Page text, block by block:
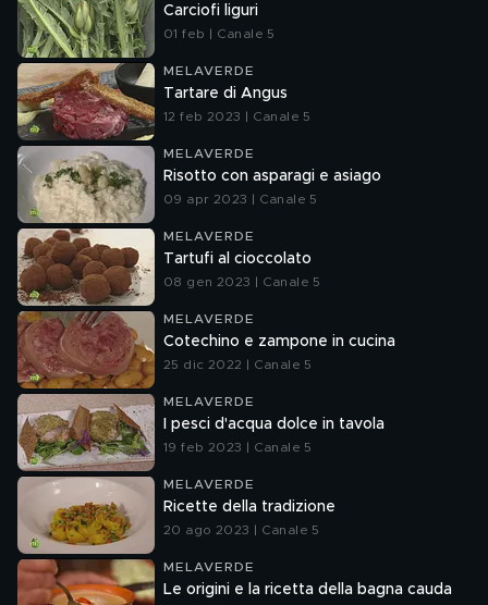
Carciofi liguri
01 feb | Canale 5
MELAVERDE
Tartare di Angus
12 feb 2023 | Canale 5
MELAVERDE
Risotto con asparagi e asiago
09 apr 2023 | Canale 5
MELAVERDE
Tartufi al cioccolato
08 gen 2023 | Canale 5
MELAVERDE
Cotechino e zampone in cucina
25 dic 2022 | Canale 5
MELAVERDE
I pesci d'acqua dolce in tavola
19 feb 2023 | Canale 5
MELAVERDE
Ricette della tradizione
20 ago 2023 | Canale 5
MELAVERDE
Le origini e la ricetta della bagna cauda